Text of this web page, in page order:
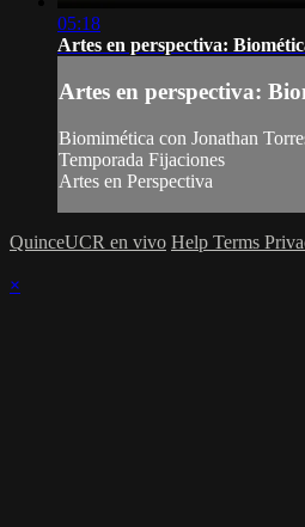
05:18
Artes en perspectiva:
Artes en perspectiva:
Biomimética con Jonathan
Temporada Fijaciones
Artes en Perspectiva
QuinceUCR en vivo Help Terms
×